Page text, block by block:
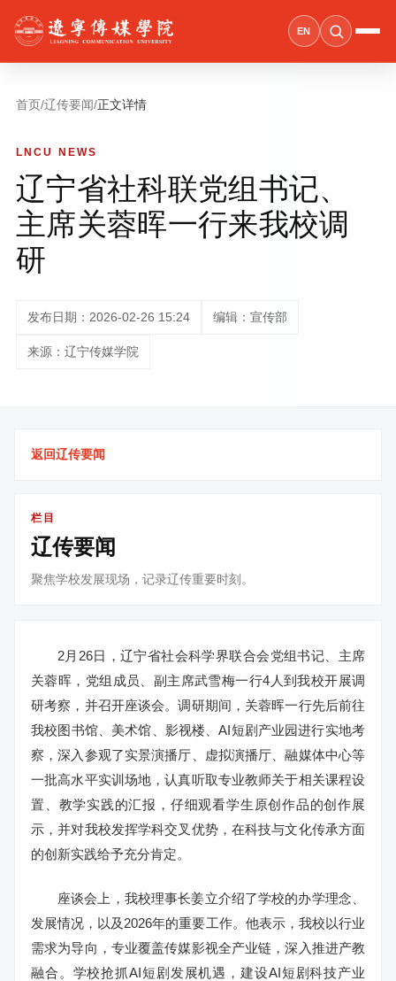
EN
首页/辽传要闻/正文详情
LNCU NEWS
辽宁省社科联党组书记、
主席关蓉晖一行来我校调
研
发布日期：2026-02-26 15:24 编辑：宣传部
来源：辽宁传媒学院
返回辽传要闻
栏目
辽传要闻
聚焦学校发展现场，记录辽传重要时刻。
2月26日，辽宁省社会科学界联合会党组书记、主席
关蓉晖，党组成员、副主席武雪梅一行4人到我校开展调
研考察，并召开座谈会。调研期间，关蓉晖一行先后前往
我校图书馆、美术馆、影视楼、AI短剧产业园进行实地考
察，深入参观了实景演播厅、虚拟演播厅、融媒体中心等
一批高水平实训场地，认真听取专业教师关于相关课程设
置、教学实践的汇报，仔细观看学生原创作品的创作展
示，并对我校发挥学科交叉优势，在科技与文化传承方面
的创新实践给予充分肯定。
座谈会上，我校理事长姜立介绍了学校的办学理念、
发展情况，以及2026年的重要工作。他表示，我校以行业
需求为导向，专业覆盖传媒影视全产业链，深入推进产教
融合。学校抢抓AI短剧发展机遇，建设AI短剧科技产业